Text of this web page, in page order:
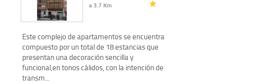
a 3.7 Km
Este complejo de apartamentos se encuentra
compuesto por un total de 18 estancias que
presentan una decoración sencilla y
funcional,en tonos cálidos, con la intención de
transm...